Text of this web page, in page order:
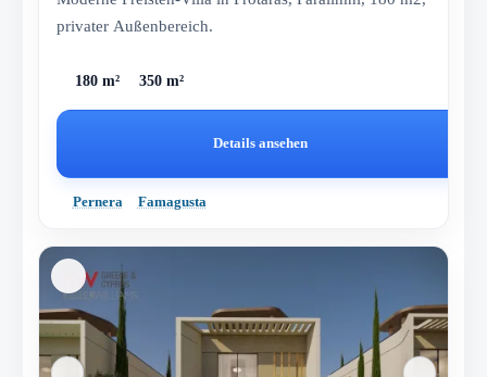
privater Außenbereich.
180 m² 350 m²
Details ansehen
Pernera Famagusta